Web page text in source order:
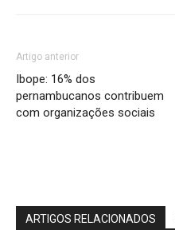
Artigo anterior
Ibope: 16% dos
pernambucanos contribuem
com organizações sociais
ARTIGOS RELACIONADOS